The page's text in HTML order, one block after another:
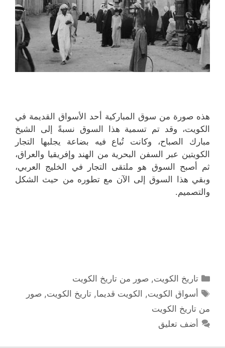
هذه صورة من سوق المباركية أحد الأسواق القديمة في
الكويت، وقد تم تسمية هذا السوق نسبةً إلى الشيخ
مبارك الصباح، وكانت تُباع فيه بضاعة يجلبها التجار
الكويتين عبر السفن البحرية من الهند وإفريقيا والعراق،
ثم أصبح السوق هو ملتقى التجار في الخليج العربي،
وبقي هذا السوق إلى الآن مع تطوره من حيث الشكل
والتصميم.
التصنيفات
تاريخ الكويت, صور من تاريخ الكويت
الوسوم
أسواق الكويت, الكويت قديما,تاريخ الكويت, صور
من تاريخ الكويت
أضف تعليق